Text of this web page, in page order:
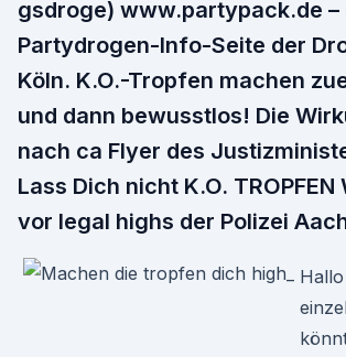
gsdroge) www.partypack.de –
Partydrogen-Info-Seite der
Köln. K.O.-Tropfen machen
und dann bewusstlos! Die
nach ca Flyer des
Lass Dich nicht K.O. TROPFEN
vor legal highs der Polizei